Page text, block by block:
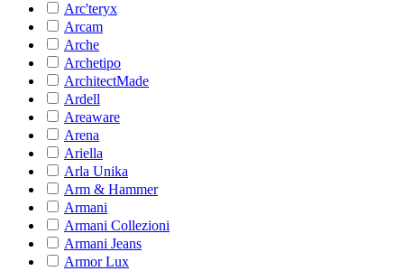
Arc'teryx
Arcam
Arche
Archetipo
ArchitectMade
Ardell
Areaware
Arena
Ariella
Arla Unika
Arm & Hammer
Armani
Armani Collezioni
Armani Jeans
Armor Lux